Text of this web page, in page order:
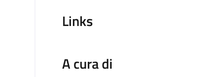
Links
A cura di